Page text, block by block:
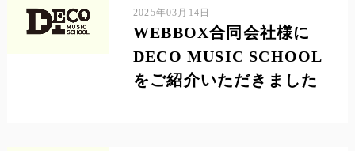
2025年03月14日
WEBBOX合同会社様に
DECO MUSIC SCHOOL
をご紹介いただきました